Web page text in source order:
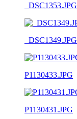
_DSC1353.JPG
_DSC1349.JPG
P1130433.JPG
P1130431.JPG